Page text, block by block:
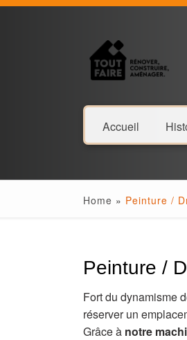
Accueil
Home » Peinture /
Peinture /
Fort du dynamisme
réserver un
Grâce à notre